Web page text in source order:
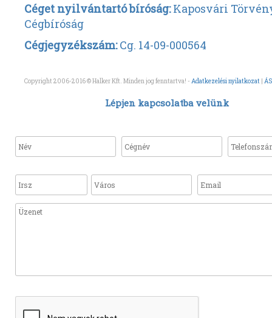
Céget nyilvántartó bíróság:Kaposvári
Cégbíróság
Cégjegyzékszám:Cg. 14-09-000564
Copyright 2006-2016 © Halker Kft. Minden jog fenntartva! - Adatkezelési nyilatkozat |
Lépjen kapcsolatba velünk